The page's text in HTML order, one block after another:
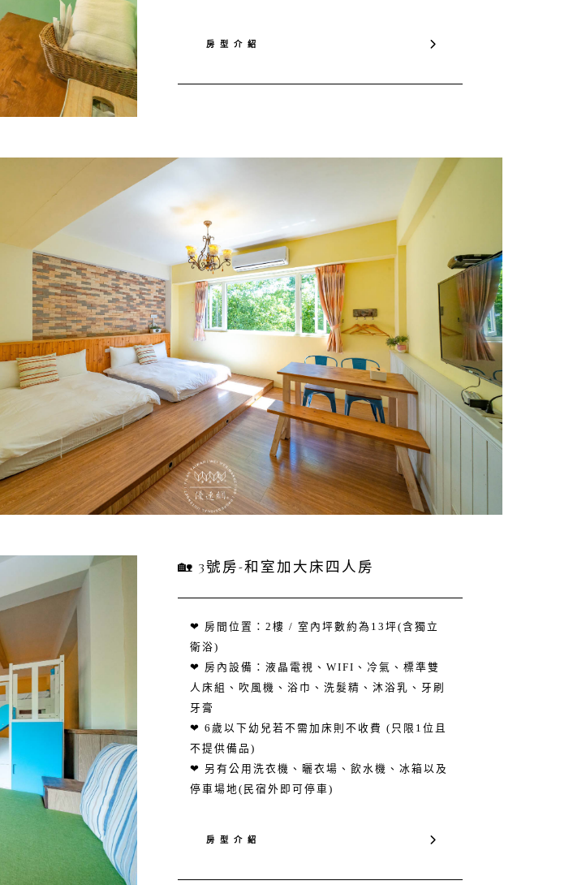
房 型 介 紹
🏡 3號房-和室加大床四人房
❤ 房間位置：2樓 / 室內坪數約為13坪(含獨立
衛浴)
❤ 房內設備：液晶電視、WIFI、冷氣、標準雙
人床組、吹風機、浴巾、洗髮精、沐浴乳、牙刷
牙膏
❤ 6歲以下幼兒若不需加床則不收費 (只限1位且
不提供備品)
❤ ​另有公用洗衣機、曬衣場、飲水機、冰箱以及
停車場地(民宿外即可停車)
房 型 介 紹